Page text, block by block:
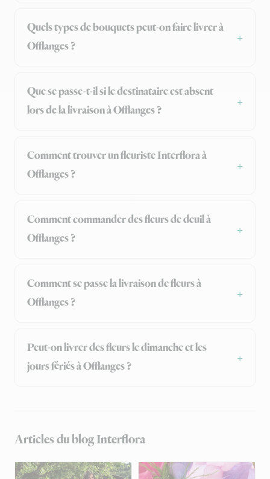
Quels types de bouquets peut-on faire livrer à
Offlanges ?
Que se passe-t-il si le destinataire est absent
lors de la livraison à Offlanges ?
Comment trouver un fleuriste Interflora à
Offlanges ?
Comment commander des fleurs de deuil à
Offlanges ?
Comment se passe la livraison de fleurs à
Offlanges ?
Peut-on livrer des fleurs le dimanche et les
jours fériés à Offlanges ?
Articles du blog Interflora